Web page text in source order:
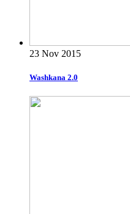
23 Nov 2015
Washkana 2.0